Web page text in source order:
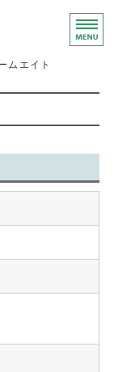
大阪・神戸の
ムエイト